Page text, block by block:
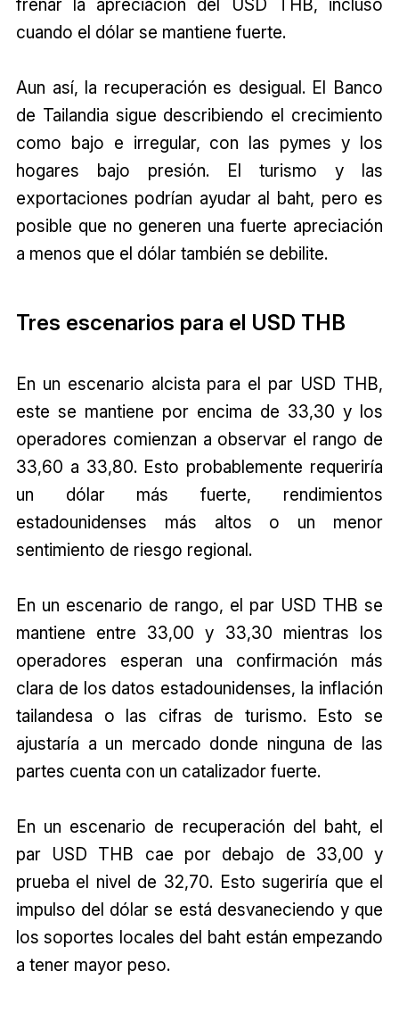
frenar la apreciación del USD THB, incluso
cuando el dólar se mantiene fuerte.
Aun así, la recuperación es desigual. El Banco
de Tailandia sigue describiendo el crecimiento
como bajo e irregular, con las pymes y los
hogares bajo presión. El turismo y las
exportaciones podrían ayudar al baht, pero es
posible que no generen una fuerte apreciación
a menos que el dólar también se debilite.
Tres escenarios para el USD THB
En un escenario alcista para el par USD THB,
este se mantiene por encima de 33,30 y los
operadores comienzan a observar el rango de
33,60 a 33,80. Esto probablemente requeriría
un dólar más fuerte, rendimientos
estadounidenses más altos o un menor
sentimiento de riesgo regional.
En un escenario de rango, el par USD THB se
mantiene entre 33,00 y 33,30 mientras los
operadores esperan una confirmación más
clara de los datos estadounidenses, la inflación
tailandesa o las cifras de turismo. Esto se
ajustaría a un mercado donde ninguna de las
partes cuenta con un catalizador fuerte.
En un escenario de recuperación del baht, el
par USD THB cae por debajo de 33,00 y
prueba el nivel de 32,70. Esto sugeriría que el
impulso del dólar se está desvaneciendo y que
los soportes locales del baht están empezando
a tener mayor peso.